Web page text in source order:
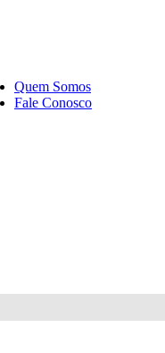
Quem Somos
Fale Conosco